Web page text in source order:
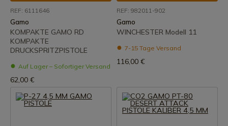
REF: 6111646
Gamo
KOMPAKTE GAMO RD
KOMPAKTE
DRUCKSPRITZPISTOLE
Auf Lager – Sofortiger Versand
62,00 €
REF: 982011-902
Gamo
WINCHESTER Modell 11
7-15 Tage Versand
116,00 €